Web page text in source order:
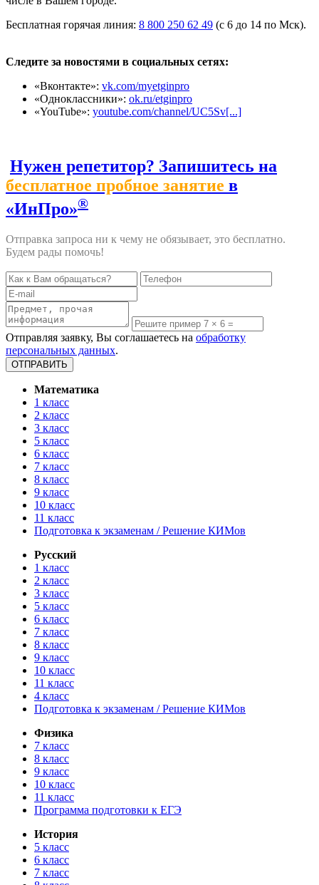
Бесплатная горячая линия: 8 800 250 62 49 (с 6 до 14 по Мск).
Следите за новостями в социальных сетях:
«Вконтакте»: vk.com/myetginpro
«Одноклассники»: ok.ru/etginpro
«YouTube»: youtube.com/channel/UC5Sv[...]
Нужен репетитор? Запишитесь на
бесплатное пробное занятие в
«ИнПро»®
Отправка запроса ни к чему не обязывает, это бесплатно.
Будем рады помочь!
Отправляя заявку, Вы соглашаетесь на обработку
персональных данных.
Математика
1 класс
2 класс
3 класс
5 класс
6 класс
7 класс
8 класс
9 класс
10 класс
11 класс
Подготовка к экзаменам / Решение КИМов
Русский
1 класс
2 класс
3 класс
5 класс
6 класс
7 класс
8 класс
9 класс
10 класс
11 класс
4 класс
Подготовка к экзаменам / Решение КИМов
Физика
7 класс
8 класс
9 класс
10 класс
11 класс
Программа подготовки к ЕГЭ
История
5 класс
6 класс
7 класс